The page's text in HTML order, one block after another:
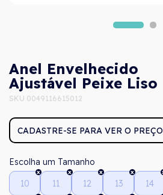
Anel Envelhecido
Ajustável Peixe Liso
SKU 0049116615012
CADASTRE-SE PARA VER O PREÇO
Tamanho
10
11 12 13 14